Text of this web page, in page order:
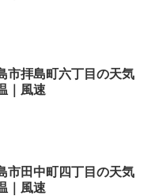
市拝島町六丁目の天気
｜風速
市田中町四丁目の天気
｜風速